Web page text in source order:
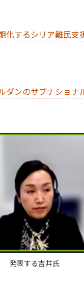
化するシリア難民支
ダンのサブナショナ
発表する吉井氏